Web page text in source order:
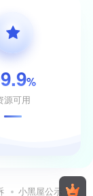
%
源可用
小黑屋公示